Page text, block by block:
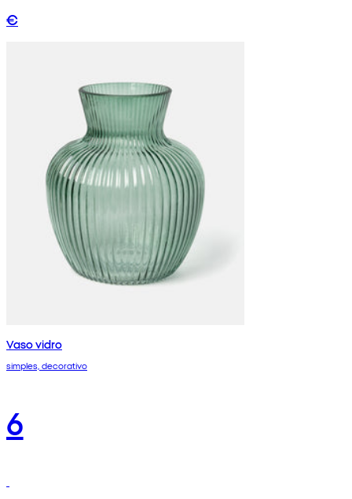
€
Vaso vidro
simples, decorativo
6